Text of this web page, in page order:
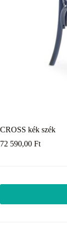
CROSS kék szék
72 590,00 Ft